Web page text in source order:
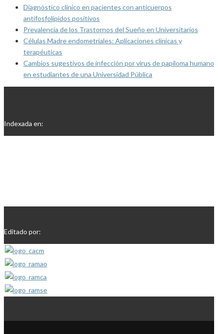
Diagnóstico clínico en pacientes con anticuerpos
antifosfolípidos positivos
Prevalencia de los Trastornos del Sueño en Universitarios
Células Madre endometriales: Aplicaciones clínicas y
terapéuticas
Cambios sugestivos de infección por virus de papiloma humano
en estudiantes de una Universidad Pública
Indexada en:
Editado por: